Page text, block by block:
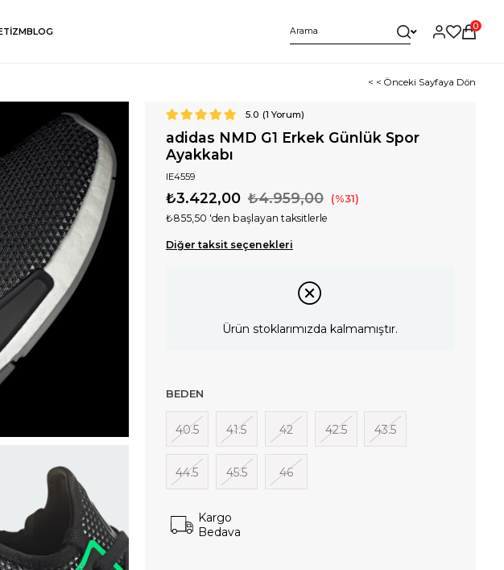
BLOG
0
< < Önceki Sayfaya Dön
5.0 (1 Yorum)
adidas NMD G1 Erkek Günlük Spor
Ayakkabı
IE4559
₺4.959,00
₺3.422,00 31
₺855,50 'den başlayan taksitlerle
Diğer taksit seçenekleri
Ürün stoklarımızda kalmamıştır.
BEDEN
40.5 41.5 42 42.5 43.5
44.5 45.5 46
Kargo
Bedava